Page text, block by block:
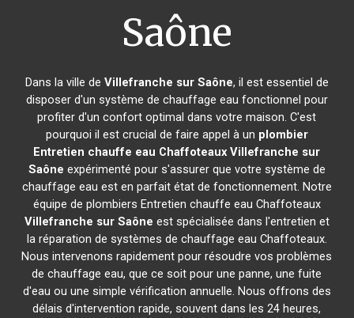
Saône
Dans la ville de Villefranche sur Saône, il est essentiel de
disposer d'un système de chauffage eau fonctionnel pour
profiter d'un confort optimal dans votre maison. C'est
pourquoi il est crucial de faire appel à un plombier
Entretien chauffe eau Chaffoteaux Villefranche sur
Saône expérimenté pour s'assurer que votre système de
chauffage eau est en parfait état de fonctionnement. Notre
équipe de plombiers Entretien chauffe eau Chaffoteaux
Villefranche sur Saône est spécialisée dans l'entretien et
la réparation de systèmes de chauffage eau Chaffoteaux.
Nous intervenons rapidement pour résoudre vos problèmes
de chauffage eau, que ce soit pour une panne, une fuite
d'eau ou une simple vérification annuelle. Nous offrons des
délais d'intervention rapide, souvent dans les 24 heures,